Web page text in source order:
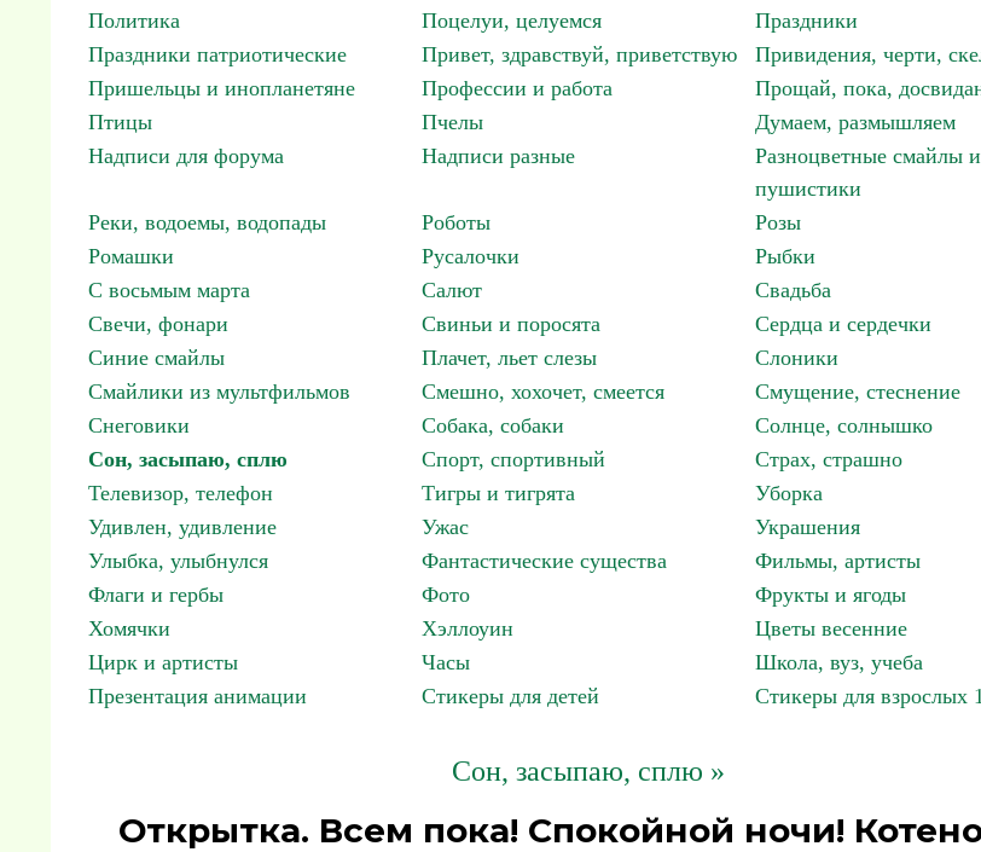
Политика
Поцелуи, целуемся
Праздники
Праздники патриотические
Привет, здравствуй, приветствую
Привидения, черти,
Пришельцы и инопланетяне
Профессии и работа
Прощай, пока,
Птицы
Пчелы
Думаем, размышляем
Надписи для форума
Надписи разные
Разноцветные смайлы и
пушистики
Реки, водоемы, водопады
Роботы
Розы
Ромашки
Русалочки
Рыбки
С восьмым марта
Салют
Свадьба
Свечи, фонари
Свиньи и поросята
Сердца и сердечки
Синие смайлы
Плачет, льет слезы
Слоники
Смайлики из мультфильмов
Смешно, хохочет, смеется
Смущение, стеснение
Снеговики
Собака, собаки
Солнце, солнышко
Сон, засыпаю, сплю
Спорт, спортивный
Страх, страшно
Телевизор, телефон
Тигры и тигрята
Уборка
Удивлен, удивление
Ужас
Украшения
Улыбка, улыбнулся
Фантастические существа
Фильмы, артисты
Флаги и гербы
Фото
Фрукты и ягоды
Хомячки
Хэллоуин
Цветы весенние
Цирк и артисты
Часы
Школа, вуз, учеба
Презентация анимации
Стикеры для детей Стикеры для взрослых
Сон, засыпаю, сплю »
Открытка. Всем пока! Спокойной ночи!